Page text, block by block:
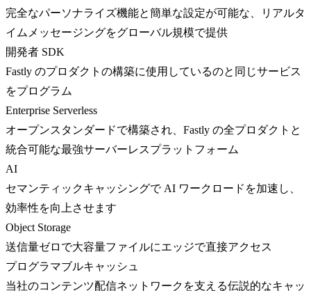
完全なパーソナライズ機能と簡単な設定が可能な、リアルタ
イムメッセージングをグローバル規模で提供
開発者 SDK
Fastly のプロダクトの構築に使用しているのと同じサービス
をプログラム
Enterprise Serverless
オープンスタンダードで構築され、Fastly の全プロダクトと
統合可能な最強サーバーレスプラットフォーム
AI
セマンティックキャッシングで AI ワークロードを加速し、
効率性を向上させます
Object Storage
送信量ゼロで大容量ファイルにエッジで直接アクセス
プログラマブルキャッシュ
当社のコンテンツ配信ネットワークを支える伝説的なキャッ